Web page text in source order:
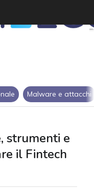
Malware e attacchi
strumenti e
il Fintech